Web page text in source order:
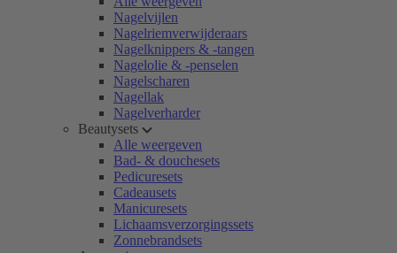
Nagelvijlen
Nagelriemverwijderaars
Nagelknippers & -tangen
Nagelolie & -penselen
Nagelscharen
Nagellak
Nagelverharder
Beautysets
Alle weergeven
Bad- & douchesets
Pedicuresets
Cadeausets
Manicuresets
Lichaamsverzorgingssets
Zonnebrandsets